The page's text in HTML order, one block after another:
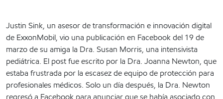
Justin Sink, un asesor de transformación e innovación digital
de ExxonMobil, vio una publicación en Facebook del 19 de
marzo de su amiga la Dra. Susan Morris, una intensivista
pediátrica. El post fue escrito por la Dra. Joanna Newton, que
estaba frustrada por la escasez de equipo de protección para
profesionales médicos. Solo un día después, la Dra. Newton
regresó a Facebook para anunciar que se había asociado con